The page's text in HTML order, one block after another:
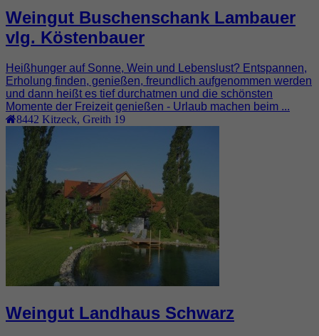
Weingut Buschenschank Lambauer
vlg. Köstenbauer
Heißhunger auf Sonne, Wein und Lebenslust? Entspannen,
Erholung finden, genießen, freundlich aufgenommen werden
und dann heißt es tief durchatmen und die schönsten
Momente der Freizeit genießen - Urlaub machen beim ...
8442 Kitzeck Greith 19
Weingut Landhaus Schwarz